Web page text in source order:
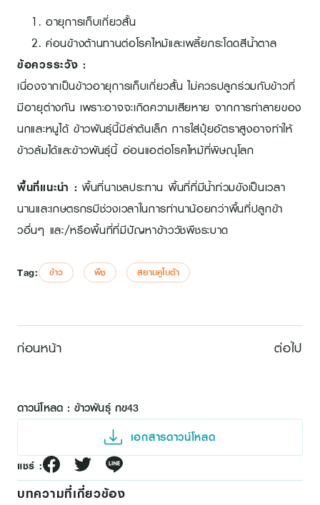
อายุการเก็บเกี่ยวสั้น
ค่อนข้างต้านทานต่อโรคไหม้และเพลี้ยกระโดดสีน้ำตาล
ข้อควรระวัง :
เนื่องจากเป็นข้าวอายุการเก็บเกี่ยวสั้น ไม่ควรปลูกร่วมกับข้าวที่
มีอายุต่างกัน เพราะอาจจะเกิดความเสียหาย จากการทำลายของ
นกและหนูได้ ข้าวพันธุ์นี้มีลำต้นเล็ก การใส่ปุ๋ยอัตราสูงอาจทำให้
ข้าวล้มได้และข้าวพันธุ์นี้ อ่อนแอต่อโรคไหม้ที่พิษณุโลก
พื้นที่แนะนำ : พื้นที่นาชลประทาน พื้นที่ที่มีน้ำท่วมขังเป็นเวลา
นานและเกษตรกรมีช่วงเวลาในการทำนาน้อยกว่าพื้นที่ปลูกข้า
วอื่นๆ และ/หรือพื้นที่ที่มีปัญหาข้าววัชพืชระบาด
Tag: ข้าว พืช สยามคูโบต้า
ก่อนหน้า ต่อไป
ดาวน์โหลด : ข้าวพันธุ์ กข43
เอกสารดาวน์โหลด
แชร์ :
บทความที่เกี่ยวข้อง